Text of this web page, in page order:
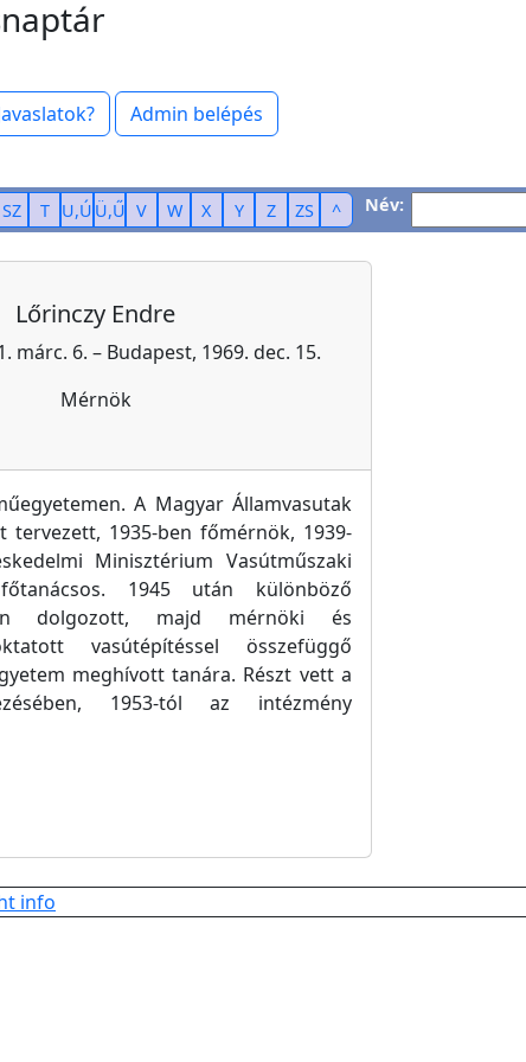
Admin belépés
SZ T U,Ú Ü,Ű V W X Y Z ZS ^ Név:
Lőrinczy Endre
márc. 6. – Budapest, 1969. dec. 15.
Mérnök
A Magyar Államvasutak
tervezett, 1935-ben főmérnök, 1939-
Minisztérium Vasútműszaki
1945 után különböző
dolgozott, majd mérnöki és
vasútépítéssel összefüggő
meghívott tanára. Részt vett a
1953-tól az intézmény
info